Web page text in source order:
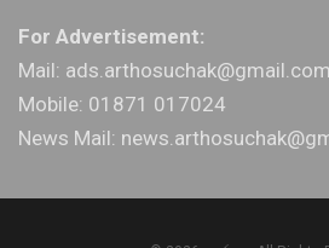
For Advertisement:
Mail: ads.arthosuchak@gmail.com
Mobile: 01871 017024
News Mail: